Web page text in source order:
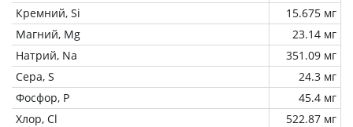
Кремний, Si
15.675 мг
Магний, Mg
23.14 мг
Натрий, Na
351.09 мг
Сера, S
24.3 мг
Фосфор, P
45.4 мг
Хлор, Cl
522.87 мг